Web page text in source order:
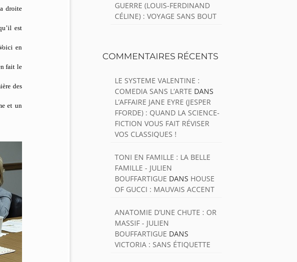
droite
est
en
fait le
des
et un
GUERRE (LOUIS-FERDINAND
CÉLINE) : VOYAGE SANS BOUT
COMMENTAIRES RÉCENTS
LE SYSTEME VALENTINE :
COMEDIA SANS L’ARTE DANS
L’AFFAIRE JANE EYRE (JESPER
FFORDE) : QUAND LA SCIENCE-
FICTION VOUS FAIT RÉVISER
VOS CLASSIQUES !
TONI EN FAMILLE : LA BELLE
FAMILLE - JULIEN
BOUFFARTIGUE DANS HOUSE
OF GUCCI : MAUVAIS ACCENT
ANATOMIE D’UNE CHUTE : OR
MASSIF - JULIEN
BOUFFARTIGUE DANS
VICTORIA : SANS ÉTIQUETTE